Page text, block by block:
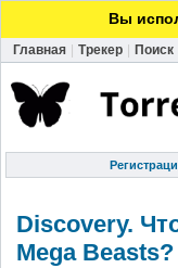
Вы
Главная Трекер Поиск
Discovery.
Mega Beasts?